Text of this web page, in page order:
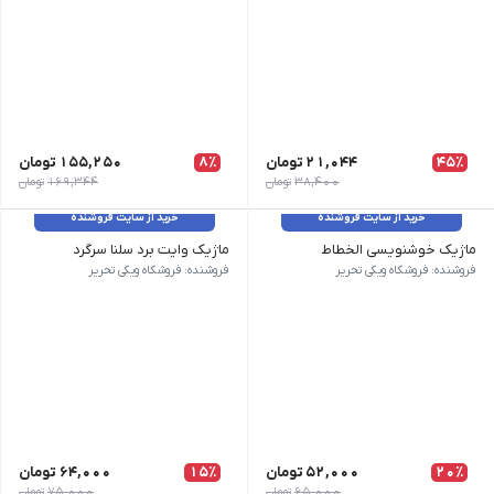
45٪ 21,044 تومان
38,400 تومان
8٪ 155,250 تومان
169,344 تومان
خرید از سایت فروشنده
ماژیک خوشنویسی الخطاط
وزن 1 گرم | نام محصول | ماژیک خوشنویسی الخطاط 3 | تعداد دربسته 12 عدد | برند اسنومن
فروشنده: فروشکاه ویکی تحریر
20٪ 52,000 تومان
خرید از سایت فروشنده
ماژیک وایت برد سلنا سرگرد
وزن 10 گرم | نام محصول | ماژیک وایت برد سلنا سرگرد | طرح رنگ آبی, قرمز, مشکی, سبز | نوع سر گرد | تعداد در بسته 12 عدد
فروشنده: فروشکاه ویکی تحریر
15٪ 64,000 تومان